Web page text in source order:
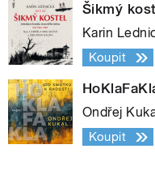
Šikmý
Karin
Koupit
Ondřej
Koupit